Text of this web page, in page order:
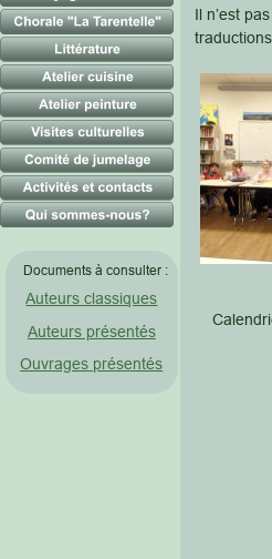
Il n’est
Documents à consulter :
Auteurs classiques
Auteurs présentés
Ouvrages présentés